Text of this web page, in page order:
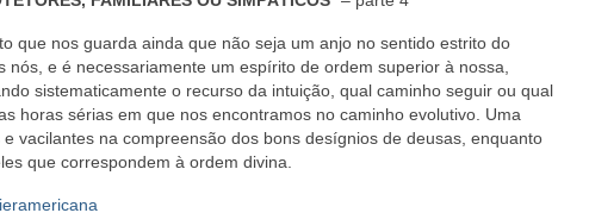
que nos guarda ainda que não seja um anjo no sentido estrito do
e é necessariamente um espírito de ordem superior à nossa,
sistematicamente o recurso da intuição, qual caminho seguir ou qual
horas sérias em que nos encontramos no caminho evolutivo. Uma
vacilantes na compreensão dos bons desígnios de deusas, enquanto
que correspondem à ordem divina.